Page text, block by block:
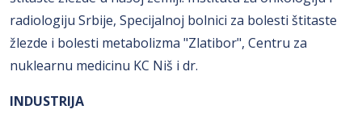
radiologiju Srbije, Specijalnoj bolnici za bolesti štitaste
žlezde i bolesti metabolizma "Zlatibor", Centru za
nuklearnu medicinu KC Niš i dr.
INDUSTRIJA